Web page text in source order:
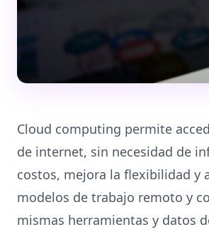
Cloud computing permite
de internet, sin necesidad de
costos, mejora la flexibilidad y
modelos de trabajo remoto y
mismas herramientas y datos